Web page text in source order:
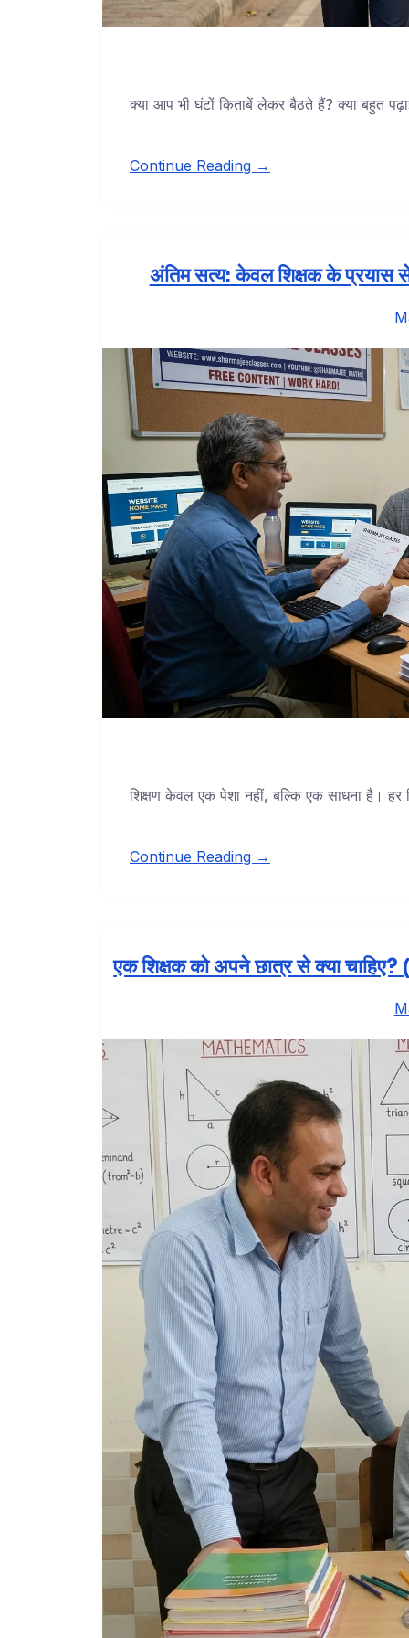
क्या आप भी घंटों किताबें लेकर बैठते हैं? क्या बहुत
Continue Reading →
अंतिम सत्य: केवल शिक्षक के प्रयास से
शिक्षण केवल एक पेशा नहीं, बल्कि एक साधना है। हर
Continue Reading →
एक शिक्षक को अपने छात्र से क्या